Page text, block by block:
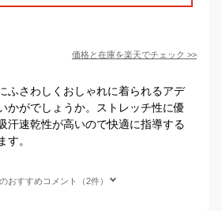
価格と在庫を楽天でチェック >>
ふさわしくおしゃれに着られるアデ
かがでしょうか。ストレッチ性に優
汗速乾性が高いので快適に指導する
す。
おすすめコメント（2件）